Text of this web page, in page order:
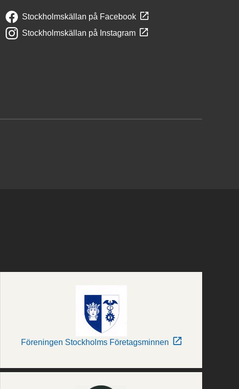
Stockholmskällan på Facebook
Stockholmskällan på Instagram
Föreningen Stockholms Företagsminnen